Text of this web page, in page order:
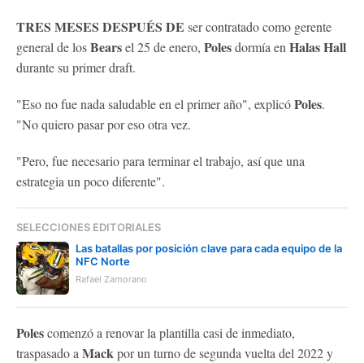
TRES MESES DESPUÉS DE ser contratado como gerente
general de losBearsel 25 de enero, Polesdormía en Halas Hall
durante su primer draft.
"Eso no fue nada saludable en el primer año", explicóPoles.
"No quiero pasar por eso otra vez.
"Pero, fue necesario para terminar el trabajo, así que una
estrategia un poco diferente".
SELECCIONES EDITORIALES
Las batallas por posición clave para cada equipo de la
NFC Norte
Rafael Zamorano
Polescomenzó a renovar la plantilla casi de inmediato,
traspasado a Mack por un turno de segunda vuelta del 2022 y